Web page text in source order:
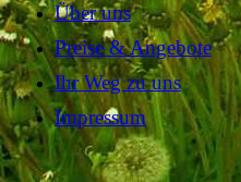
Über uns
Preise & Angebote
Ihr Weg zu uns
Impressum